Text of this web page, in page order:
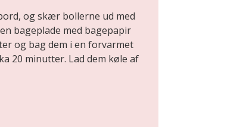
og skær bollerne ud med
bageplade med bagepapir
og bag dem i en forvarmet
20 minutter. Lad dem køle af